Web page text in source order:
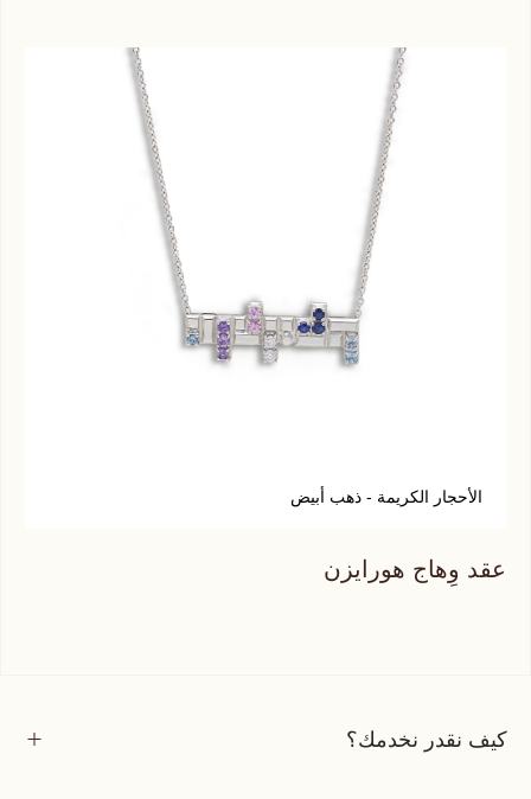
الأحجار الكريمة - ذهب أبيض
عقد وِهاج هورايزن
كيف نقدر نخدمك؟